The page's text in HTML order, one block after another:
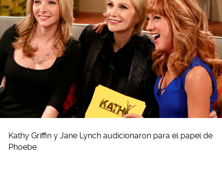
Kathy Griffin y Jane Lynch audicionaron para el papel de
Phoebe.